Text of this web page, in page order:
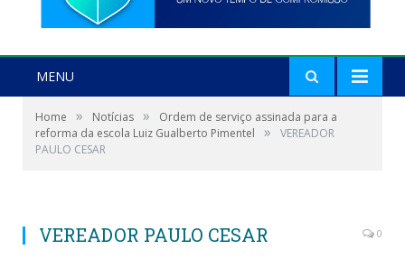
MENU
Home » Notícias »
Ordem de serviço assinada para a
reforma da escola Luiz Gualberto Pimentel
»
VEREADOR
PAULO CESAR
VEREADOR PAULO CESAR 0